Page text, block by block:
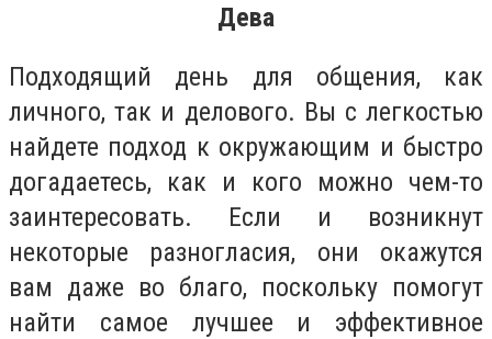
Дева
Подходящий день для общения, как
личного, так и делового. Вы с легкостью
найдете подход к окружающим и быстро
догадаетесь, как и кого можно чем-то
заинтересовать. Если и возникнут
некоторые разногласия, они окажутся
вам даже во благо, поскольку помогут
найти самое лучшее и эффективное